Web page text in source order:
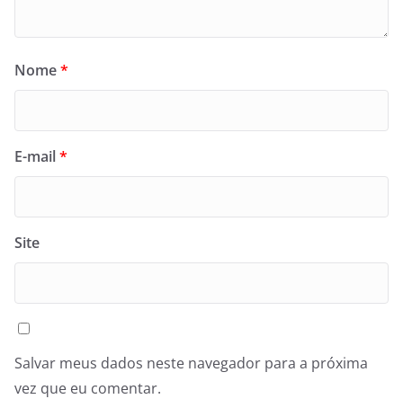
Nome*
E-mail*
Site
Salvar meus dados neste navegador para a próxima
vez que eu comentar.